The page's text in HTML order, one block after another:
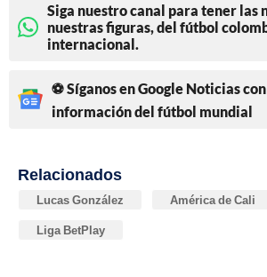
Siga nuestro canal para tener las
nuestras figuras, del fútbol
internacional.
⚽ Síganos en Google Noticias
información del fútbol mundial
Relacionados
Lucas González América de Cali
Liga BetPlay